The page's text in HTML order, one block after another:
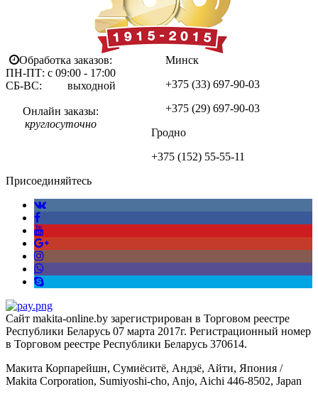
Обработка заказов:
ПН-ПТ: с 09:00 - 17:00
СБ-ВС: выходной
Онлайн заказы:
круглосуточно
Минск
+375 (33) 697-90-03
+375 (29) 697-90-03
Гродно
+375 (152) 55-55-11
Присоединяйтесь
Сайт makita-online.by зарегистрирован в Торговом реестре
Республики Беларусь 07 марта 2017г. Регистрационный номер
в Торговом реестре Республики Беларусь 370614.
Макита Корпарейшн, Сумиёситё, Андзё, Айти, Япония /
Makita Corporation, Sumiyoshi-cho, Anjo, Aichi 446-8502, Japan